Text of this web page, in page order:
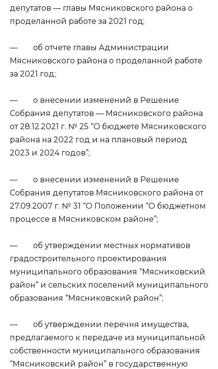
депутатов — главы Мясниковского района о
проделанной работе за 2021 год;
— об отчете главы Администрации
Мясниковского района о проделанной работе
за 2021 год;
— о внесении изменений в Решение
Собрания депутатов — Мясниковского района
от 28.12.2021 г. № 25 “О бюджете Мясниковского
района на 2022 год и на плановый период
2023 и 2024 годов”;
— о внесении изменений в Решение
Собрания депутатов Мясниковского района от
27.09.2007 г. № 31 “О Положении “О бюджетном
процессе в Мясниковском районе”;
— об утверждении местных нормативов
градостроительного проектирования
муниципального образования “Мясниковский
район” и сельских поселений муниципального
образования “Мясниковский район”;
— об утверждении перечня имущества,
предлагаемого к передаче из муниципальной
собственности муниципального образования
“Мясниковский район” в государственную